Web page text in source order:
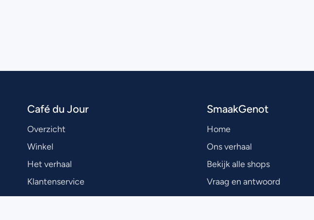
Café du Jour
Overzicht
Winkel
Het verhaal
Klantenservice
SmaakGenot
Home
Ons verhaal
Bekijk alle shops
Vraag en antwoord